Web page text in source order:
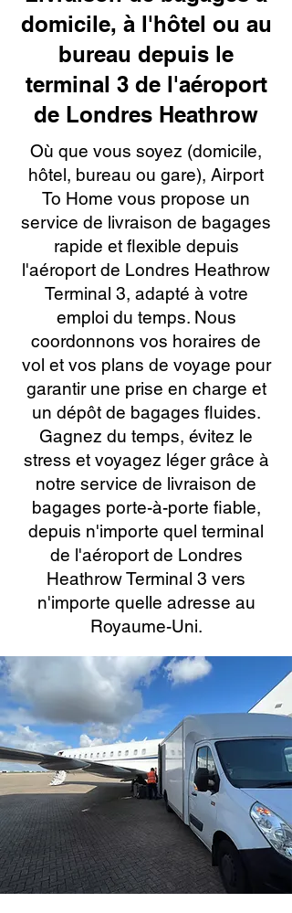
domicile, à l'hôtel ou au
bureau depuis le
terminal 3 de l'aéroport
de Londres Heathrow
Où que vous soyez (domicile,
hôtel, bureau ou gare), Airport
To Home vous propose un
service de livraison de bagages
rapide et flexible depuis
l'aéroport de Londres Heathrow
Terminal 3, adapté à votre
emploi du temps. Nous
coordonnons vos horaires de
vol et vos plans de voyage pour
garantir une prise en charge et
un dépôt de bagages fluides.
Gagnez du temps, évitez le
stress et voyagez léger grâce à
notre service de livraison de
bagages porte-à-porte fiable,
depuis n'importe quel terminal
de l'aéroport de Londres
Heathrow Terminal 3 vers
n'importe quelle adresse au
Royaume-Uni.